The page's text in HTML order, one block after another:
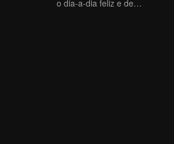
o dia-a-dia feliz e descansado